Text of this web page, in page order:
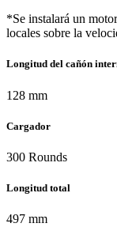
*Se instalará un
locales sobre la
Longitud del cañón
128 mm
Cargador
300 Rounds
Longitud total
497 mm